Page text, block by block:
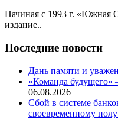
Начиная с 1993 г. «Южная
издание..
Последние новости
Дань памяти и
«Команда будущего»
06.08.2026
Сбой в системе
своевременному